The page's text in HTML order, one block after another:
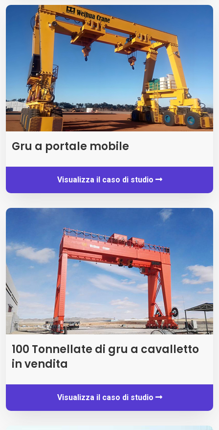
Gru a portale mobile
Visualizza il caso di studio
100 Tonnellate di gru a cavalletto
in vendita
Visualizza il caso di studio